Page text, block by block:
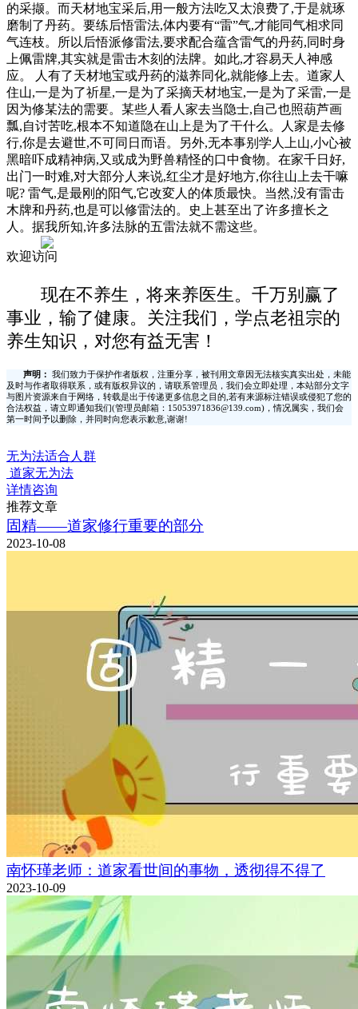
的采撷。而天材地宝采后,用一般方法吃又太浪费了,于是就琢
磨制了丹药。要练后悟雷法,体内要有“雷”气,才能同气相求同
气连枝。所以后悟派修雷法,要求配合蕴含雷气的丹药,同时身
上佩雷牌,其实就是雷击木刻的法牌。如此,才容易天人神感
应。 人有了天材地宝或丹药的滋养同化,就能修上去。道家人
住山,一是为了祈星,一是为了采摘天材地宝,一是为了采雷,一是
因为修某法的需要。某些人看人家去当隐士,自己也照葫芦画
瓢,自讨苦吃,根本不知道隐在山上是为了干什么。人家是去修
行,你是去避世,不可同日而语。另外,无本事别学人上山,小心被
黑暗吓成精神病,又或成为野兽精怪的口中食物。在家千日好,
出门一时难,对大部分人来说,红尘才是好地方,你往山上去干嘛
呢? 雷气,是最刚的阳气,它改変人的体质最快。当然,没有雷击
木牌和丹药,也是可以修雷法的。史上甚至出了许多擅长之
人。据我所知,许多法脉的五雷法就不需这些。
欢迎访问
现在不养生，将来养医生。千万别赢了
事业，输了健康。关注我们，学点老祖宗的
养生知识，对您有益无害！
声明：
我们致力于保护作者版权，注重分享，被刊用文章因无法核实真实出处，未能
及时与作者取得联系，或有版权异议的，请联系管理员，我们会立即处理，本站部分文字
与图片资源来自于网络，转载是出于传递更多信息之目的,若有来源标注错误或侵犯了您的
合法权益，请立即通知我们(管理员邮箱：15053971836@139.com)，情况属实，我们会
第一时间予以删除，并同时向您表示歉意,谢谢!
无为法适合人群
道家无为法
详情咨询
推荐文章
固精——道家修行重要的部分
2023-10-08
南怀瑾老师：道家看世间的事物，透彻得不得了
2023-10-09